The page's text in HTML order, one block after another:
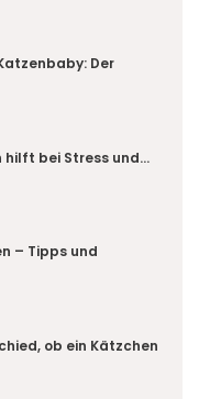
Der
hilft bei Stress und…
– Tipps und
ob ein Kätzchen